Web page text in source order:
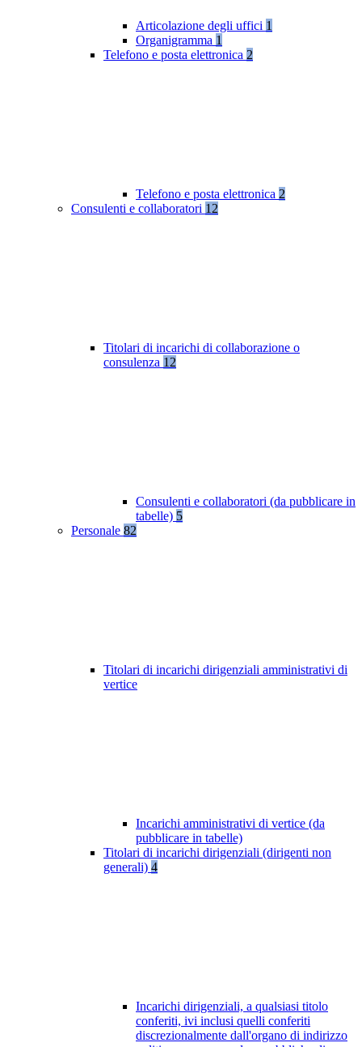
Articolazione degli uffici 1
Organigramma 1
Telefono e posta elettronica 2
Telefono e posta elettronica 2
Consulenti e collaboratori 12
Titolari di incarichi di collaborazione o
consulenza 12
Consulenti e collaboratori (da pubblicare in
tabelle) 5
Personale 82
Titolari di incarichi dirigenziali amministrativi di
vertice
Incarichi amministrativi di vertice (da
pubblicare in tabelle)
Titolari di incarichi dirigenziali (dirigenti non
generali) 4
Incarichi dirigenziali, a qualsiasi titolo
conferiti, ivi inclusi quelli conferiti
discrezionalmente dall'organo di indirizzo